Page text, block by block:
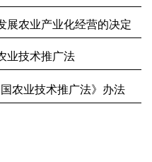
展农业产业化经营的决定
业技术推广法
农业技术推广法》办法